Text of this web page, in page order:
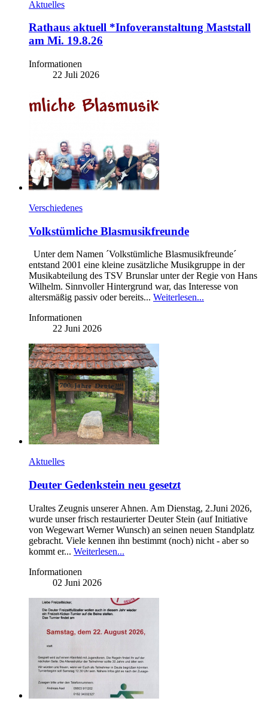
Aktuelles
Rathaus aktuell *Infoveranstaltung Maststall
am Mi. 19.8.26
Informationen
22 Juli 2026
Verschiedenes
Volkstümliche Blasmusikfreunde
Unter dem Namen ´Volkstümliche Blasmusikfreunde´
entstand 2001 eine kleine zusätzliche Musikgruppe in der
Musikabteilung des TSV Brunslar unter der Regie von Hans
Wilhelm. Sinnvoller Hintergrund war, das Interesse von
altersmäßig passiv oder bereits... Weiterlesen...
Informationen
22 Juni 2026
Aktuelles
Deuter Gedenkstein neu gesetzt
Uraltes Zeugnis unserer Ahnen. Am Dienstag, 2.Juni 2026,
wurde unser frisch restaurierter Deuter Stein (auf Initiative
von Wegewart Werner Wunsch) an seinen neuen Standplatz
gebracht. Viele kennen ihn bestimmt (noch) nicht - aber so
kommt er... Weiterlesen...
Informationen
02 Juni 2026